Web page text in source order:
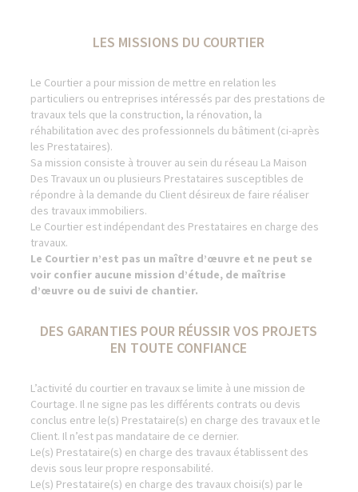
LES MISSIONS DU COURTIER
Le Courtier a pour mission de mettre en relation les
particuliers ou entreprises intéressés par des prestations de
travaux tels que la construction, la rénovation, la
réhabilitation avec des professionnels du bâtiment (ci-après
les Prestataires).
Sa mission consiste à trouver au sein du réseau La Maison
Des Travaux un ou plusieurs Prestataires susceptibles de
répondre à la demande du Client désireux de faire réaliser
des travaux immobiliers.
Le Courtier est indépendant des Prestataires en charge des
travaux.
Le Courtier n’est pas un maître d’œuvre et ne peut se
voir confier aucune mission d’étude, de maîtrise
d’œuvre ou de suivi de chantier.
DES GARANTIES POUR RÉUSSIR VOS PROJETS
EN TOUTE CONFIANCE
L’activité du courtier en travaux se limite à une mission de
Courtage. Il ne signe pas les différents contrats ou devis
conclus entre le(s) Prestataire(s) en charge des travaux et le
Client. Il n’est pas mandataire de ce dernier.
Le(s) Prestataire(s) en charge des travaux établissent des
devis sous leur propre responsabilité.
Le(s) Prestataire(s) en charge des travaux choisi(s) par le